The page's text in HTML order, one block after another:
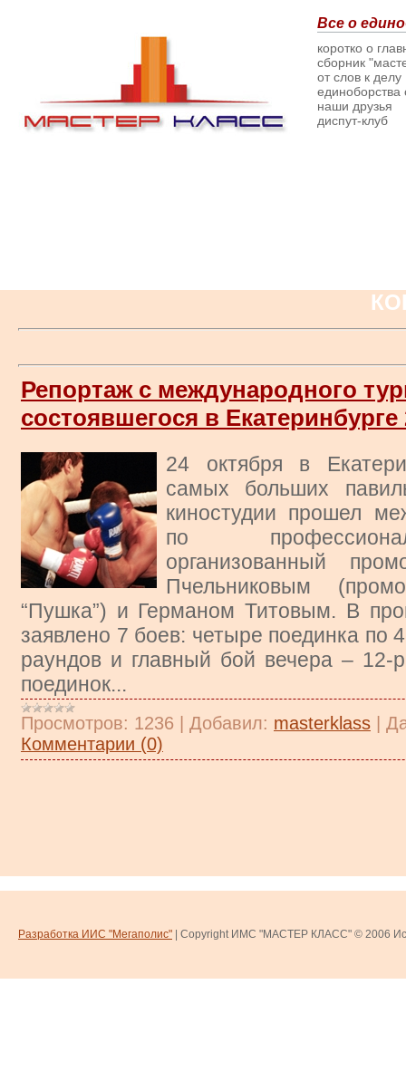
Все о
коротко о
сборник
от слов к делу
наши друзья
диспут-клуб
Репортаж с международного
состоявшегося в Екатеринбурге
24 октября в
самых больших
киностудии прошел
по
организованный
Пчельниковым
“Пушка”) и Германом Титовым. В
заявлено 7 боев: четыре поединка по
раундов и главный бой вечера – 12-
поединок...
Просмотров: 1236 Добавил: masterklass
Комментарии (0)
Разработка ИИС "Мегаполис" | Copyright ИМС "МАСТЕР КЛАСС" © 2006